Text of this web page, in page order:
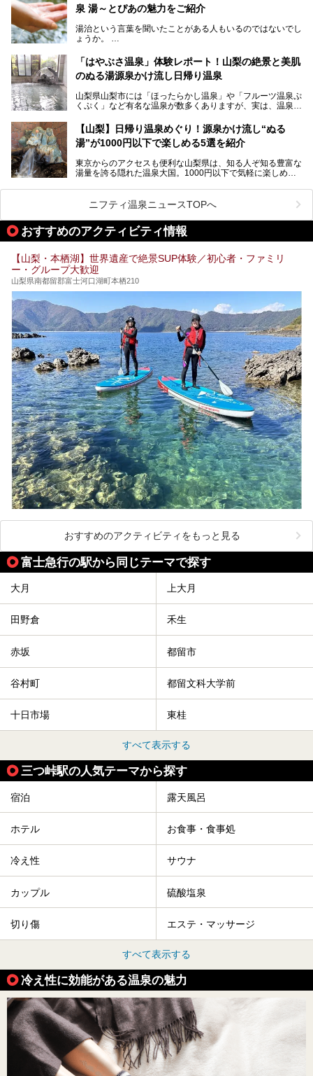
舘」の全貌を徹底紹介します。
しかし、最大の魅力は“温泉そのもの”でしょう。自家源泉を
統の単純温泉は、入浴すると実にサッパリ爽快。日帰り入浴
不可なこともあり、全国の温泉ファンがこの温泉を求めて
では循環濾過の沸かし湯が一般的ですが、ここは本物の極上
温泉。まさに価格破壊と言えるクオリティです。
室や無料朝食などをご紹介。温泉通が口を揃えて絶賛する神
コスパ宿の全貌を徹底解説します！
泉 湯～とぴあの魅力をご紹介
湯治という言葉を聞いたことがある人もいるのではないでし
ょうか。
なかなか体験できない、湯治体験が日帰りでできる温浴施設
が山梨にあります。
ぴあ」の魅力をご紹介します。
提供元：株式会社湯ーとぴあ【PR】
この記事は株式会社湯ーとぴあのPRレポート記事です。
「はやぶさ温泉」体験レポート！山梨の絶景と美肌
のぬる湯源泉かけ流し日帰り温泉
山梨県山梨市には「ほったらかし温泉」や「フルーツ温泉ぷ
くぷく」など有名な温泉が数多くありますが、実は、温泉マ
です。今回紹介する「はやぶさ温泉」も、そのひとつ。温泉
はもちろん、絶景や地元食材を活かしたグルメも堪能できま
す。
します。
【山梨】日帰り温泉めぐり！源泉かけ流し“ぬる
湯”が1000円以下で楽しめる5選を紹介
東京からのアクセスも便利な山梨県は、知る人ぞ知る豊富な
湯量を誇る隠れた温泉大国。1000円以下で気軽に楽しめ
も、これからの季節に嬉しい、じんわりと体の芯まで温ま
る“ぬる湯”が豊富なのも魅力。今回は、湯質も抜群で心ゆく
までリラックスできる山梨のお得な日帰り温泉を、実際体験
した感想と共に紹介します。
※ぬる湯とは35℃～39℃程度の体温に近いぬるめ温泉のこ
ニフティ温泉ニュースTOPへ
おすすめのアクティビティ情報
【山梨・本栖湖】世界遺産で絶景SUP体験／初心者・ファミリ
ー・グループ大歓迎
山梨県南都留郡富士河口湖町本栖210
おすすめのアクティビティをもっと見る
富士急行の駅から同じテーマで探す
大月 上大月
田野倉 禾生
赤坂 都留市
谷村町 都留文科大学前
十日市場 東桂
すべて表示する
三つ峠駅の人気テーマから探す
宿泊 露天風呂
ホテル お食事・食事処
冷え性 サウナ
カップル 硫酸塩泉
切り傷 エステ・マッサージ
すべて表示する
冷え性に効能がある温泉の魅力